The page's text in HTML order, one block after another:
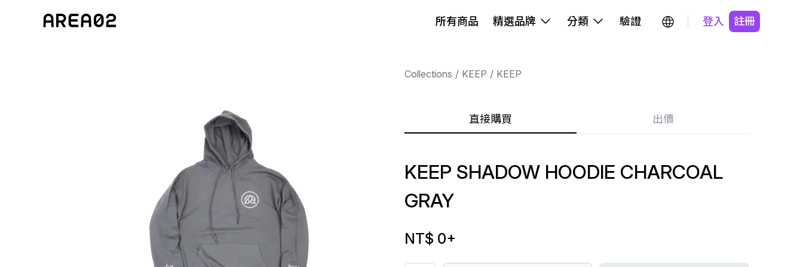
所有商品 精選品牌 分類 驗證 登入 註冊
Collections KEEP KEEP
直接購買 出價
KEEP SHADOW HOODIE CHARCOAL
GRAY
NT$ 0+